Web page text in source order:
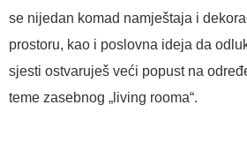
se nijedan komad namještaja i
prostoru, kao i poslovna ideja da
sjesti ostvaruješ veći popust na
teme zasebnog „living rooma“.